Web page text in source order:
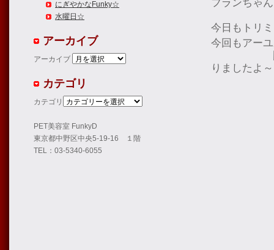
フランちゃ
今日もトリ
今回もアー
りましたよ～
にぎやかなFunky☆
水曜日☆
アーカイブ
アーカイブ
カテゴリ
カテゴリ
PET美容室 FunkyD
東京都中野区中央5-19-16 １階
TEL：03-5340-6055